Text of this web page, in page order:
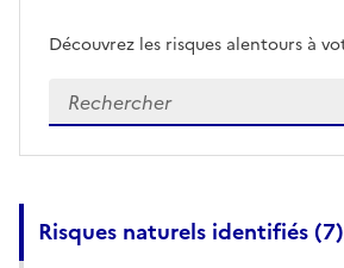
Découvrez les risques alentours à
Veuillez renseigner votre adresse
Risques naturels identifiés (7)